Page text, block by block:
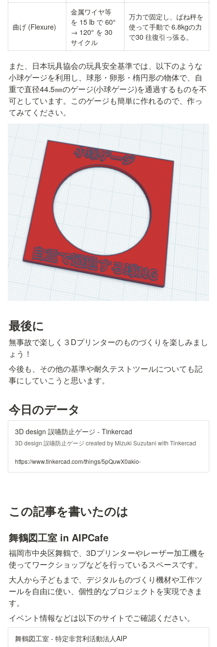
曲げ (Flexure)
金属ワイヤ等
を 15 lb で 60°
→ 120° を 30
サイクル
万力で固定し、ばね秤を
使って手動で 6.8kgの力
で30 往復引っ張る。
また、日本玩具協会の玩具安全基準では、以下のような
小球ゲージを利用し、球形・卵形・楕円形の物体で、自
重で直径44.5㎜のゲージ(小球ゲージ)を通過するものを不
可としています。このゲージも簡単に作れるので、作っ
てみてください。
最後に
無事故で楽しく３Dプリンターのものづくりを楽しみまし
ょう！
今後も、その他の基準や耐久テストツールについても記
事にしていこうと思います。
今日のデータ
3D design 誤嚥防止ゲージ - Tinkercad
3D design 誤嚥防止ゲージ created by Mizuki Suzutani with Tinkercad
https://www.tinkercad.com/things/5pQuwX0akio-
この記事を書いたのは
舞鶴図工室 in AIPCafe
福岡市中央区舞鶴で、3Dプリンターやレーザー加工機を
使ってワークショップなどを行っているスペースです。
大人から子どもまで、デジタルものづくり機材や工作ツ
ールを自由に使い、個性的なプロジェクトを実現できま
す。
イベント情報などは以下のサイトでご確認ください。
舞鶴図工室 - 特定非営利活動法人AIP